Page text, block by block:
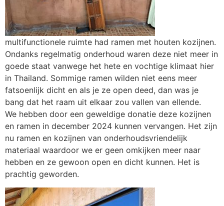
multifunctionele ruimte had ramen met houten kozijnen.
Ondanks regelmatig onderhoud waren deze niet meer in
goede staat vanwege het hete en vochtige klimaat hier
in Thailand. Sommige ramen wilden niet eens meer
fatsoenlijk dicht en als je ze open deed, dan was je
bang dat het raam uit elkaar zou vallen van ellende.
We hebben door een geweldige donatie deze kozijnen
en ramen in december 2024 kunnen vervangen. Het zijn
nu ramen en kozijnen van onderhoudsvriendelijk
materiaal waardoor we er geen omkijken meer naar
hebben en ze gewoon open en dicht kunnen. Het is
prachtig geworden.